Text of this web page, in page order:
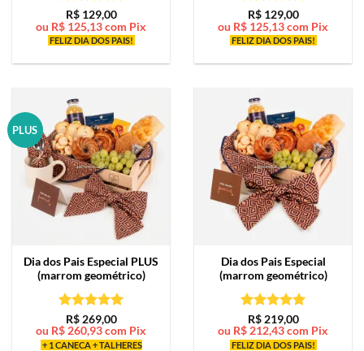
Avaliação5
de 5
R$129,00
ou R$ 125,13com Pix
FELIZ DIA DOS PAIS!
Avaliação5
de 5
R$129,00
ou R$ 125,13com Pix
FELIZ DIA DOS PAIS!
PLUS
Dia dos Pais Especial PLUS
(marrom geométrico)
Avaliação5
de 5
R$269,00
ou R$ 260,93com Pix
+ 1 CANECA + TALHERES
Dia dos Pais Especial
(marrom geométrico)
Avaliação5
de 5
R$219,00
ou R$ 212,43com Pix
FELIZ DIA DOS PAIS!